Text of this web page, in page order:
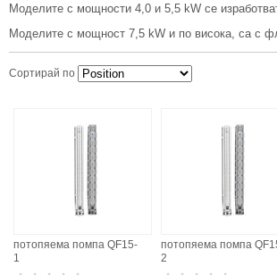
Моделите с мощности 4,0 и 5,5 kW се
Моделите с мощност 7,5 kW и по висока, са с
Сортирай по
потопяема помпа QF15-
1
потопяема помпа
2